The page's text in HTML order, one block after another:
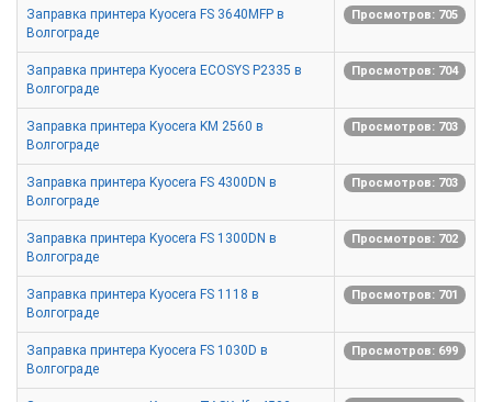
Заправка принтера Kyocera FS 3640MFP в
Волгограде
Просмотров: 705
Заправка принтера Kyocera ECOSYS P2335 в
Волгограде
Просмотров: 704
Заправка принтера Kyocera KM 2560 в
Волгограде
Просмотров: 703
Заправка принтера Kyocera FS 4300DN в
Волгограде
Просмотров: 703
Заправка принтера Kyocera FS 1300DN в
Волгограде
Просмотров: 702
Заправка принтера Kyocera FS 1118 в
Волгограде
Просмотров: 701
Заправка принтера Kyocera FS 1030D в
Волгограде
Просмотров: 699